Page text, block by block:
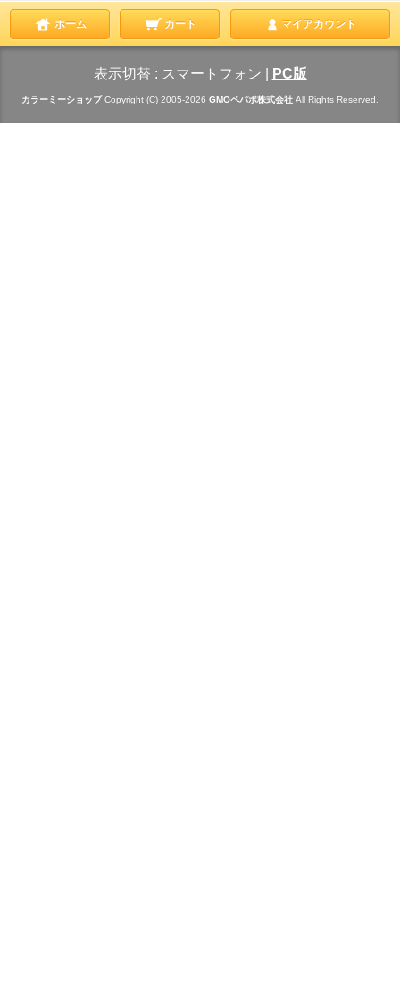
ホーム カート マイアカウント
表示切替 : スマートフォン PC版
カラーミーショップCopyright (C) 2005-2026 GMOペパボ株式会社 All Rights Reserved.